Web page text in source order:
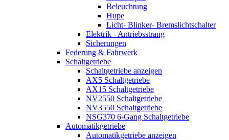
Beleuchtung
Hupe
Licht- Blinker- Bremslichtschalter
Elektrik - Antriebsstrang
Sicherungen
Federung & Fahrwerk
Schaltgetriebe
Schaltgetriebe anzeigen
AX5 Schaltgetriebe
AX15 Schaltgetriebe
NV2550 Schaltgetriebe
NV3550 Schaltgetriebe
NSG370 6-Gang Schaltgetriebe
Automatikgetriebe
Automatikgetriebe anzeigen